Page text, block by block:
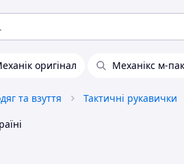
оригінал Механікс м-
та взуття Тактичні рукавички